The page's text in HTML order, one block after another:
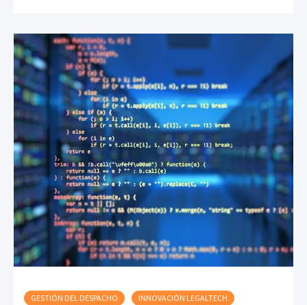
GESTIÓN DEL DESPACHO INNOVACIÓN LEGALTECH